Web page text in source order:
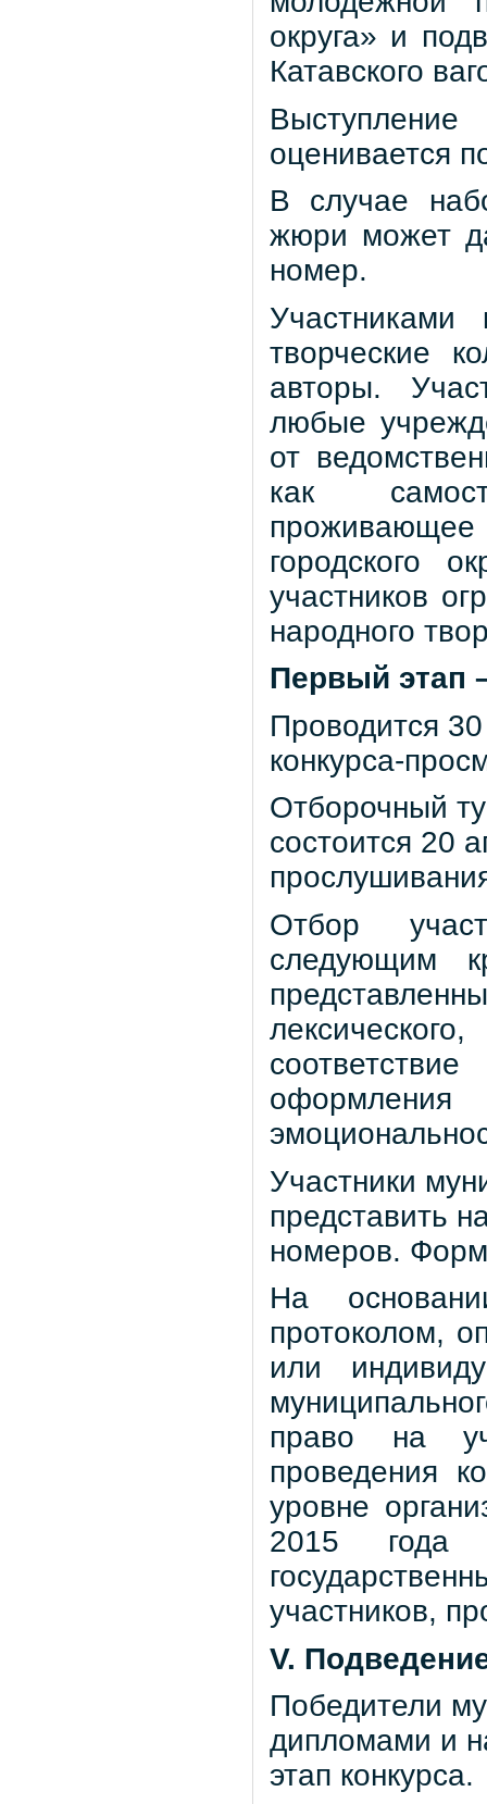
округа» и
Катавского
оценивается
В случае
жюри может
номер.
Участниками
творческие
авторы.
любые
от
как
городского
участников
народного
Первый этап
Проводится
конкурса-
Отборочный
состоится 20
Отбор
следующим
оформления
Участники
представить
номеров.
На
протоколом,
или
право на
проведения
уровне
2015 года
участников,
V.
Победители
дипломами и
этап конкурса.